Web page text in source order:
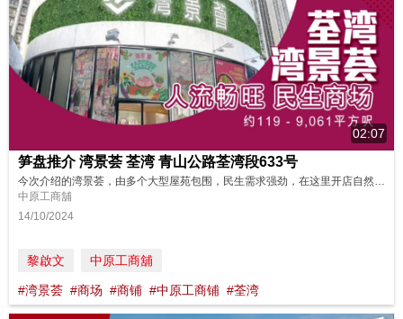
02:07
笋盘推介 湾景荟 荃湾 青山公路荃湾段633号
中原工商舖
14/10/2024
黎啟文 中原工商舖
#湾景荟 #商场 #商铺 #中原工商铺 #荃湾